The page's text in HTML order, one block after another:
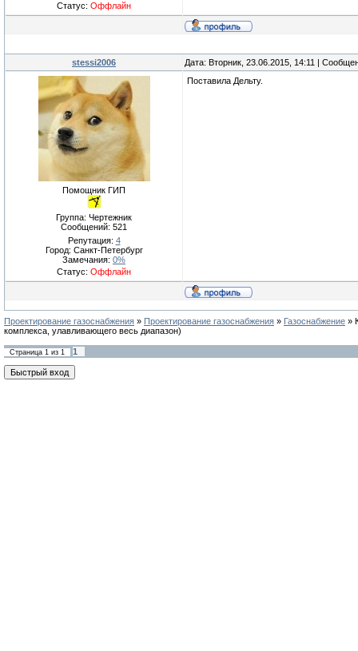
Статус: Оффлайн
stessi2006 Дата: Вторник, 23.06.2015, 14:11 |
Помощник ГИП
Группа: Чертежник
Сообщений: 521
Репутация: 4
Город: Санкт-Петербург
Замечания: 0%
Статус: Оффлайн
Поставила Дельту.
Проектирование газоснабжения » Проектирование газоснабжения » Газоснабжение »
комплекса, улавливающего весь диапазон)
Страница 1 из 1 1